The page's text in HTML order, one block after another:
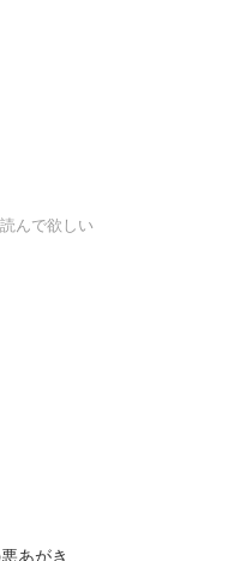
んで欲しい
あがき.